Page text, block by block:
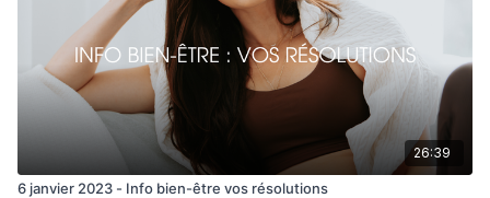
26:39
6 janvier 2023 - Info bien-être vos résolutions